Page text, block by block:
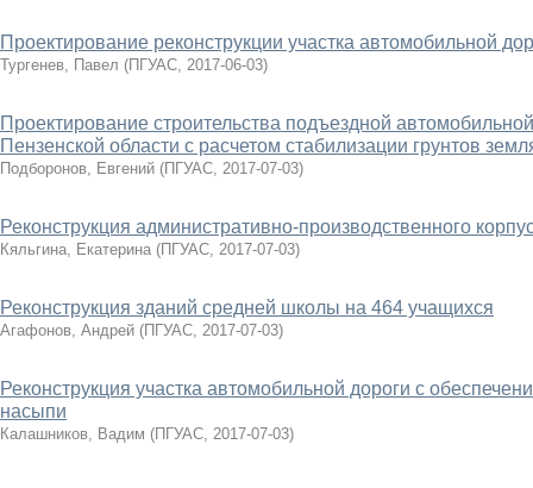
Проектирование реконструкции участка автомобильной
Тургенев, Павел (ПГУАС, 2017-06-03)
Проектирование строительства подъездной
Пензенской области с расчетом стабилизации грунтов
Подборонов, Евгений (ПГУАС, 2017-07-03)
Реконструкция административно-производственного
Кяльгина, Екатерина (ПГУАС, 2017-07-03)
Реконструкция зданий средней школы на 464 учащихся
Агафонов, Андрей (ПГУАС, 2017-07-03)
Реконструкция участка автомобильной дороги с
насыпи
Калашников, Вадим (ПГУАС, 2017-07-03)